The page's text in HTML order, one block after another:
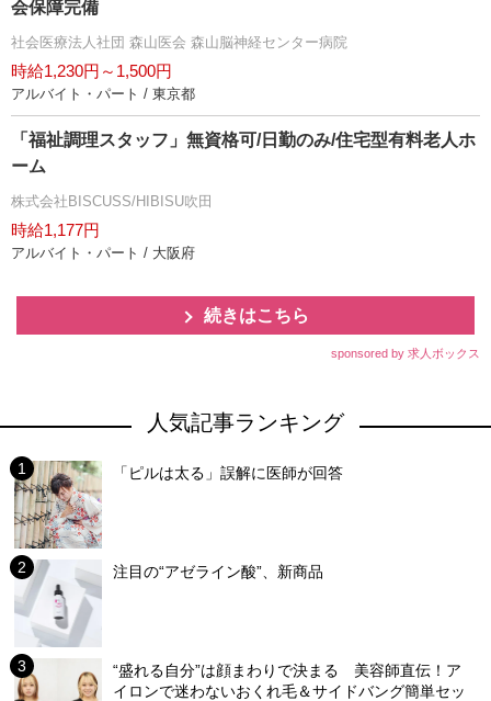
会保障完備
社会医療法人社団 森山医会 森山脳神経センター病院
時給1,230円～1,500円
アルバイト・パート / 東京都
「福祉調理スタッフ」無資格可/日勤のみ/住宅型有料老人ホ
ーム
株式会社BISCUSS/HIBISU吹田
時給1,177円
アルバイト・パート / 大阪府
続きはこちら
sponsored by 求人ボックス
人気記事ランキング
「ピルは太る」誤解に医師が回答
注目の“アゼライン酸”、新商品
“盛れる自分”は顔まわりで決まる 美容師直伝！ア
イロンで迷わないおくれ毛＆サイドバング簡単セッ